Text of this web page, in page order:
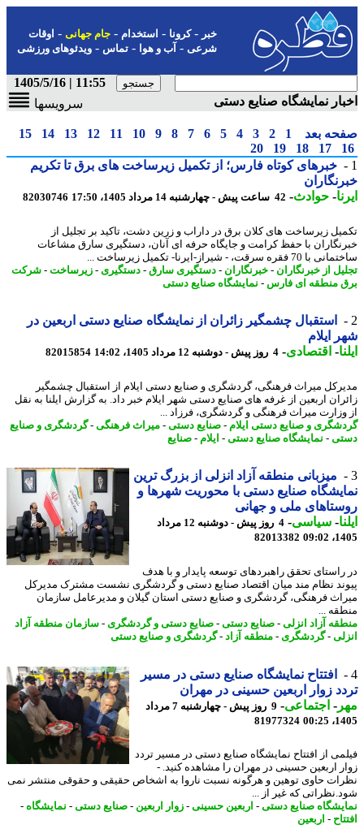
-کرونا-استخدام- جام جهانی-اوقات
شرعی-آب و هوا-تماس-ویدئوهای ورزشی
11:55 | 1405/5/16
نمایشگاه صنایع دستی
سرویسها
بعد 1
2
3
4
5
6
7
8
9
10
11
12
13
14
15
17
18
19
20
خبرهای کوتاه فارس؛ از تکمیل زیرساخت های برق تا تکریم
-حوادث -42 ساعت پیش - چهارشنبه 14 مرداد 1405، 17:50 82030746
زیرساخت های کلان برق در داراب و زرین دشت، تاکید بر تجلیل از
با حفظ کرامت و جایگاه حرفه ای آنان، دستگیری سارق مشاعات
سرقت، - شیراز-ایرنا- تکمیل زیرساخت ...
از خبرنگاران- خبرنگاران- دستگیری سارق- دستگیری- زیرساخت-شرکت
منطقه ای فارس-نمایشگاه صنایع دستی
استقبال چشمگیر زائران از نمایشگاه صنایع دستی اربعین در
ایلام
-اقتصادی-4 روز پیش - دوشنبه 12 مرداد 1405، 14:02 82015854
میراث فرهنگی، گردشگری و صنایع دستی ایلام از استقبال چشمگیر
اربعین از غرفه های صنایع دستی شهر ایلام خبر داد. به گزارش ایلنا به نقل
میراث فرهنگی و گردشگری، فرزاد ...
و صنایع دستی ایلام -صنایع دستی-میراث فرهنگی-گردشگری و صنایع
-نمایشگاه صنایع دستی-ایلام -صنایع
میزبانی منطقه آزاد انزلی از بزرگ ترین
صنایع دستی با محوریت شهرها و
ملی و جهانی
-سیاسی-
4 روز پیش - دوشنبه 12 مرداد
82013382
تحقق راهبردهای توسعه پایدار و با هدف
نظام مند میان اقتصاد صنایع دستی و گردشگری نشست مشترک مدیرکل
فرهنگی، گردشگری و صنایع دستی استان گیلان و مدیرعامل سازمان
...
آزاد انزلی-صنایع دستی-صنایع دستی و گردشگری- سازمان منطقه آزاد
-گردشگری- منطقه آزاد - گردشگری و صنایع دستی
افتتاح نمایشگاه صنایع دستی در مسیر
زوار اربعین حسینی در مهران
-اجتماعی-
9 روز پیش - چهارشنبه 7 مرداد
81977324
از افتتاح نمایشگاه صنایع دستی در مسیر تردد
اربعین حسینی در مهران را مشاهده کنید. -
حاوی توهین و هرگونه نسبت ناروا به اشخاص حقیقی و حقوقی منتشر نمی
که غیر از ...
صنایع دستی-اربعین حسینی-زوار اربعین -صنایع دستی-نمایشگاه-
-اربعین